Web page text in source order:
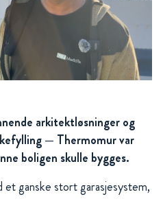
arkitektløsninger og
— Thermomur var
boligen skulle bygges.
ganske stort garasjesystem,